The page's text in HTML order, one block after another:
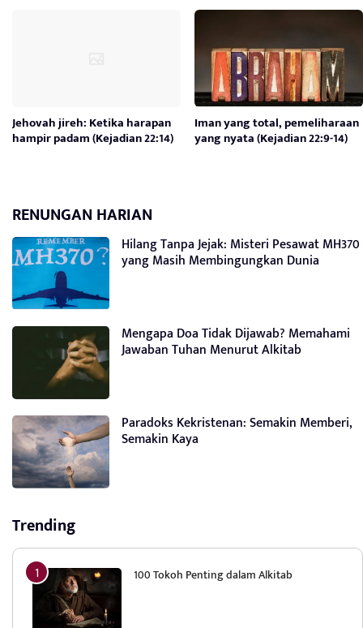
Jehovah jireh: Ketika harapan
hampir padam (Kejadian 22:14)
Iman yang total, pemeliharaan
yang nyata (Kejadian 22:9-14)
RENUNGAN HARIAN
Hilang Tanpa Jejak: Misteri Pesawat MH370
yang Masih Membingungkan Dunia
Mengapa Doa Tidak Dijawab? Memahami
Jawaban Tuhan Menurut Alkitab
Paradoks Kekristenan: Semakin Memberi,
Semakin Kaya
Trending
100 Tokoh Penting dalam Alkitab